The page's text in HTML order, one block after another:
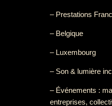
– Prestations
– Belgique
– Luxembourg
– Son & lumière
– Événements :
entreprises,